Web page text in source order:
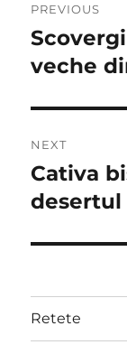
PREVIOUS
Previous
post:
veche
NEXT
Next
post:
Cativa
desertul
Retete